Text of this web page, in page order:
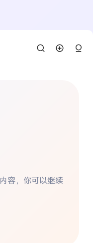
容，你可以继续